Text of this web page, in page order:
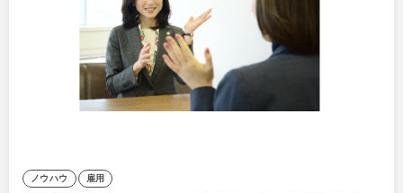
ノウハウ 雇用